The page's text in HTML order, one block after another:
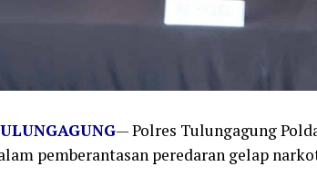
— Polres Tulungagung
pemberantasan peredaran gelap